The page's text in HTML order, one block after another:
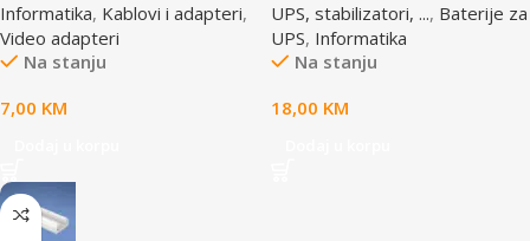
Informatika, Kablovi i adapteri,
Video adapteri
Na stanju
7,00 KM
UPS, stabilizatori, ..., Baterije za
UPS, Informatika
Na stanju
18,00 KM